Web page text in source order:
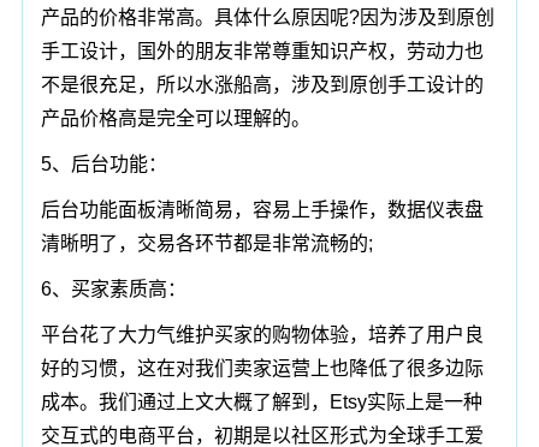
产品的价格非常高。具体什么原因呢?因为涉及到原创
手工设计，国外的朋友非常尊重知识产权，劳动力也
不是很充足，所以水涨船高，涉及到原创手工设计的
产品价格高是完全可以理解的。
5、后台功能：
后台功能面板清晰简易，容易上手操作，数据仪表盘
清晰明了，交易各环节都是非常流畅的;
6、买家素质高：
平台花了大力气维护买家的购物体验，培养了用户良
好的习惯，这在对我们卖家运营上也降低了很多边际
成本。我们通过上文大概了解到，Etsy实际上是一种
交互式的电商平台，初期是以社区形式为全球手工爱